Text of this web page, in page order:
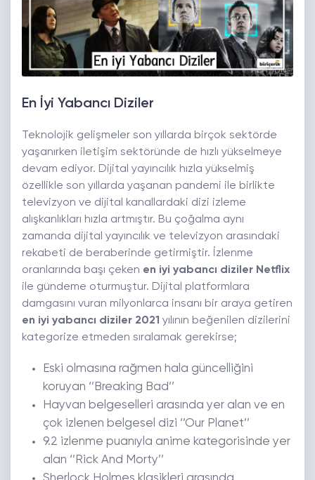
En İyi Yabancı Diziler
Teknolojik gelişmeler son yıllarda birçok sektörde
yaşanırken iletişim sektöründe de hızlı yükselmeye
devam ediyor. Dijital yayıncılık hızla yükselmiş
özellikle son yıllarda yaşanan pandemi ile birlikte
televizyon ve dijital kanallardaki dizi izleme
alışkanlıkları hızla artmıştır. Bu çoğalma aynı
zamanda dijital yayıncılık ve televizyon arasındaki
rekabeti de beraberinde getirmiştir. İzlenme
oranlarında başı çeken en iyi yabancı diziler Netflix
ile gündeme oturmuştur. Dijital platformlara
damgasını vuran milyonlarca insanı bir araya getiren
en iyi yabancı diziler 2021 yılının beğenilen dizilerini
kategorize etmeden sıralamak gerekirse;
Eski olmasına rağmen hala güncelliğini
koruyan ‘’Breaking Bad’’
Hayvan belgeselleri arasında yer alan ve en
çok izlenen belgesel dizi ‘’Our Planet’’
9.2 izlenme puanıyla anime kategorisinde yer
alan ‘’Rick And Morty’’